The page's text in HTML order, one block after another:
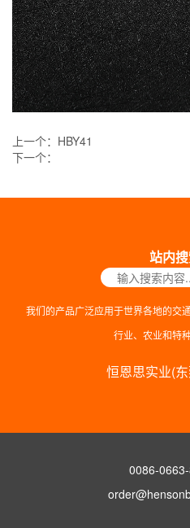
上一个： HBY41
下一个：
站内搜
我们的产品广泛应用于世界各地的交
行业、农业和特
恒恩思实业(
0086-